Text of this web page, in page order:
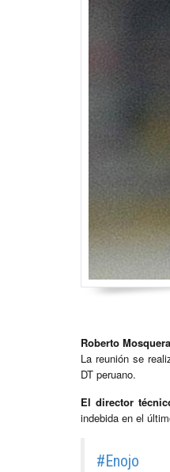
Roberto Mosquera
La reunión se
DT peruano.
El director
indebida en el
#Enojo